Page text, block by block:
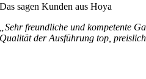
Das sagen Kunden aus Hoya
„Sehr freundliche und kompetente
Qualität der Ausführung top, preislich